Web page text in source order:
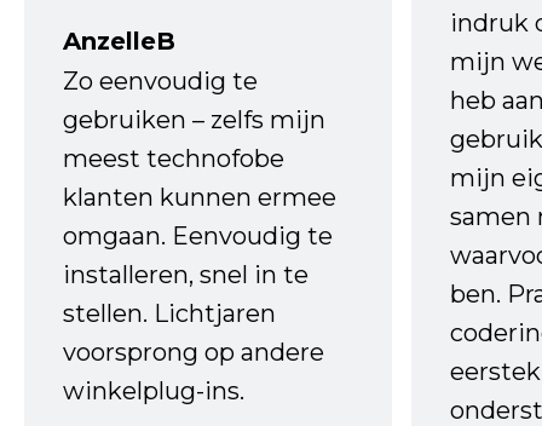
AnzelleB
Zo eenvoudig te
gebruiken – zelfs mijn
meest technofobe
klanten kunnen ermee
omgaan. Eenvoudig te
installeren, snel in te
stellen. Lichtjaren
voorsprong op andere
winkelplug-ins.
indruk
mijn
heb
mijn
samen
ben.